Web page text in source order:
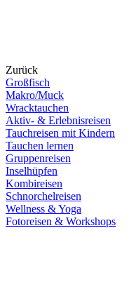
Zurück
Großfisch
Makro/Muck
Wracktauchen
Aktiv- & Erlebnisreisen
Tauchreisen mit Kindern
Tauchen lernen
Gruppenreisen
Inselhüpfen
Kombireisen
Schnorchelreisen
Wellness & Yoga
Fotoreisen & Workshops